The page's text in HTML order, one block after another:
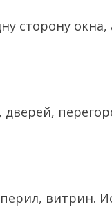
сторону
витрин.